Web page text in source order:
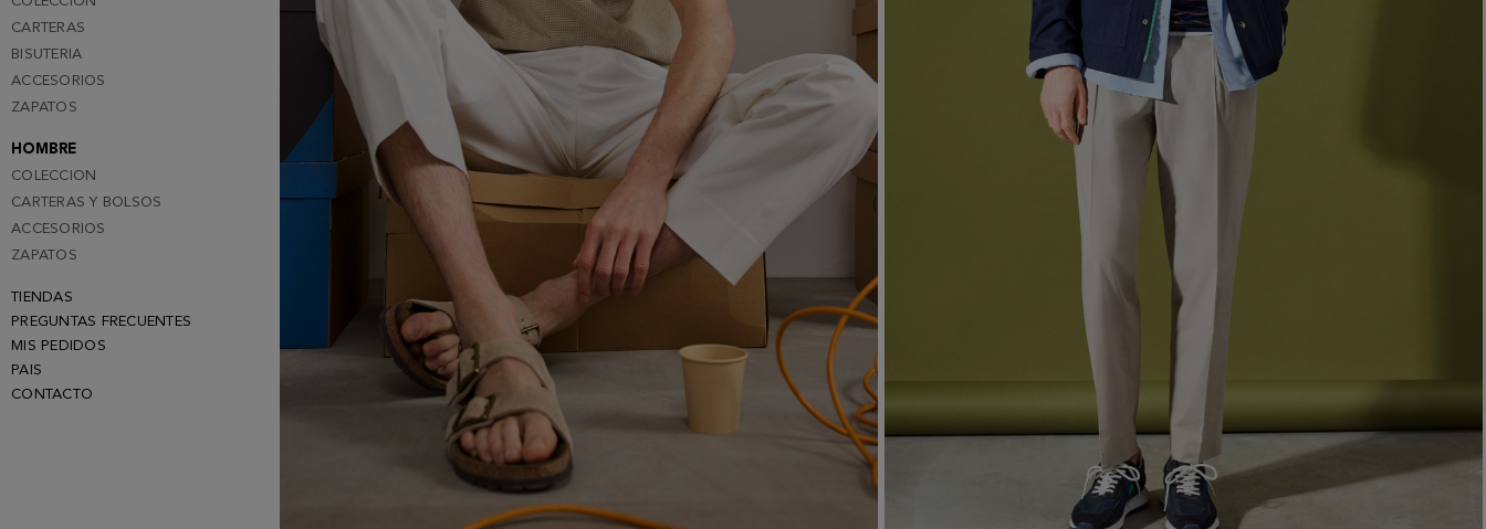
CARTERAS
BISUTERIA
ACCESORIOS
ZAPATOS
HOMBRE
COLECCION
CARTERAS Y BOLSOS
ACCESORIOS
ZAPATOS
TIENDAS
PREGUNTAS FRECUENTES
MIS PEDIDOS
PAIS
CONTACTO